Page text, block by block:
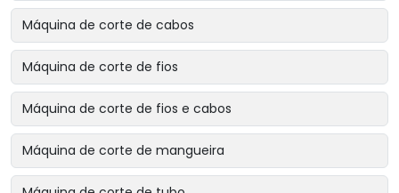
Máquina de corte de cabos
Máquina de corte de fios
Máquina de corte de fios e cabos
Máquina de corte de mangueira